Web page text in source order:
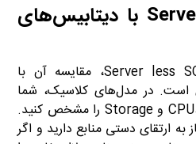
تفاوت Serverless SQL با دیتابیس‌های
برای درک بهتر اهمیت Server less SQL، مقایسه آن با
است. در مدل‌های کلاسیک، شما
باید از پیش ظرفیت CPU، RAM و Storage را مشخص کنید.
به ارتقای دستی منابع دارید و اگر